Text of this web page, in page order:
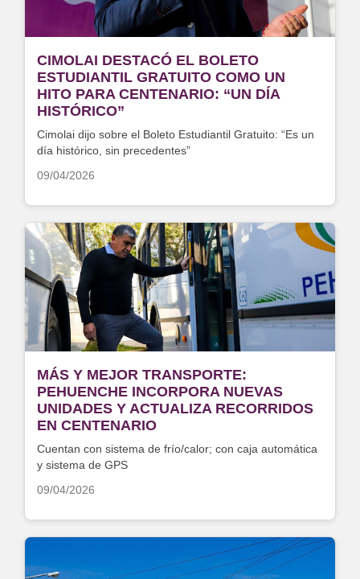
CIMOLAI DESTACÓ EL BOLETO
ESTUDIANTIL GRATUITO COMO UN
HITO PARA CENTENARIO: “UN DÍA
HISTÓRICO”
Cimolai dijo sobre el Boleto Estudiantil Gratuito: “Es un
día histórico, sin precedentes”
09/04/2026
MÁS Y MEJOR TRANSPORTE:
PEHUENCHE INCORPORA NUEVAS
UNIDADES Y ACTUALIZA RECORRIDOS
EN CENTENARIO
Cuentan con sistema de frío/calor; con caja automática
y sistema de GPS
09/04/2026